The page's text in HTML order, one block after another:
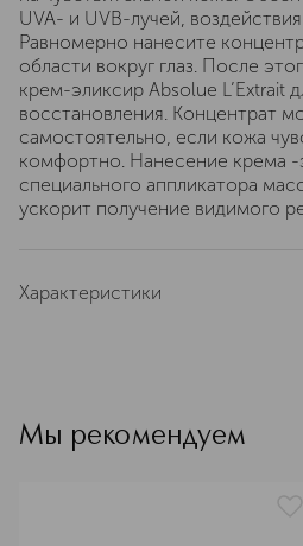
UVA- и UVB-лучей,
Равномерно нанесите
области вокруг глаз. После
крем-эликсир Absolue L’Extrait
восстановления. Концентрат
самостоятельно, если кожа
комфортно. Нанесение крема
специального аппликатора
ускорит получение видимого
Характеристики
цвет
Мы рекомендуем